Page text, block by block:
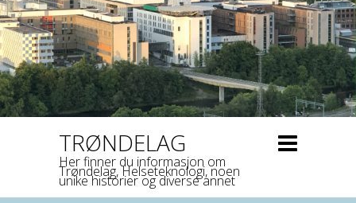
TRØNDELAG
Her finner du informasjon om
Trøndelag, Helseteknologi, noen
unike historier og diverse annet